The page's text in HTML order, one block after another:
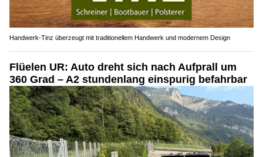
Handwerk-Tinz überzeugt mit traditionellem Handwerk und modernem Design
Flüelen UR: Auto dreht sich nach Aufprall um
360 Grad – A2 stundenlang einspurig befahrbar